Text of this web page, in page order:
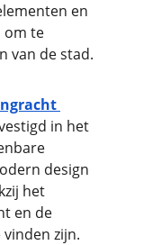
en
om te
van de stad.
in het
design
het
en de
zijn.